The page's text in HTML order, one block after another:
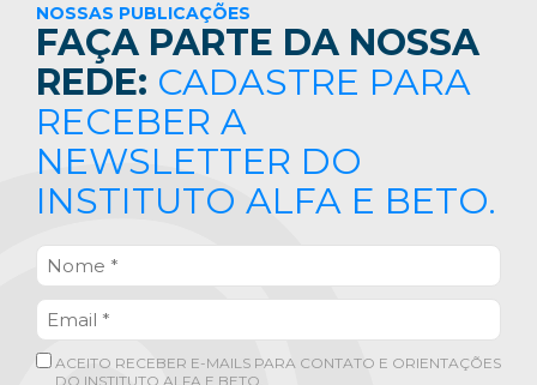
NOSSAS PUBLICAÇÕES
FAÇA PARTE DA NOSSA
REDE: CADASTRE PARA
RECEBER A
NEWSLETTER DO
INSTITUTO ALFA E BETO.
ACEITO RECEBER E-MAILS PARA CONTATO E ORIENTAÇÕES
DO INSTITUTO ALFA E BETO.